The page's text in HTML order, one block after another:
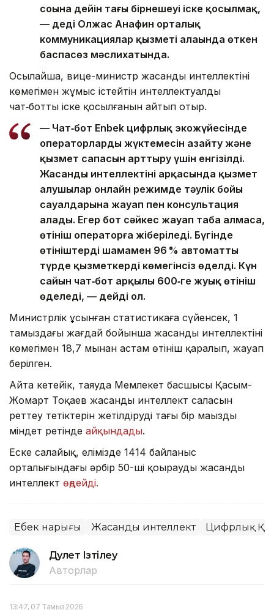
соңына дейін тағы бірнешеуі іске қосылмақ,
— деді Олжас Анафин орталық
коммуникациялар қызметі алаңында өткен
баспасөз мәслихатында.
Осылайша, вице-министр жасанды интеллектінің
көмегімен жұмыс істейтін интеллектуалды
чат‑боттың іске қосылғанын айтып отыр.
— Чат‑бот Enbek цифрлық экожүйесінде
операторлардың жүктемесін азайту және
қызмет сапасын арттыру үшін енгізілді.
Жасанды интеллектінің арқасында қызмет
алушылар онлайн режимде тәулік бойы
сауалдарына жауап пен консультация
алады. Егер бот сәйкес жауап таба алмаса,
өтініш операторға жіберіледі. Бүгінде
өтініштердің шамамен 96 % автоматты
түрде қызметкердің көмегінсіз өңделді. Күн
сайын чат‑бот арқылы 600‑ге жуық өтініш
өңделеді, — дейді ол.
Министрлік ұсынған статистикаға сүйенсек, 1
тамыздағы жағдай бойынша жасанды интеллектінің
көмегімен 18,7 мыңнан астам өтініш қаралып, жауап
берілген.
Айта кетейік, таяуда Мемлекет басшысы Қасым-
Жомарт Тоқаев жасанды интеллект саласын
реттеу тетіктерін жетілдіруді тағы бір маңызды
міндет ретінде айқындады.
Еске салайық, елімізде 1414 байланыс
орталығындағы әрбір 50-ші қоңырауды жасанды
интеллект өңдейді.
Еңбек нарығы Жасанды интеллект Цифрлық
Дәулет Ізтілеу
Авторлар
13:47, 07 Тамыз 2026